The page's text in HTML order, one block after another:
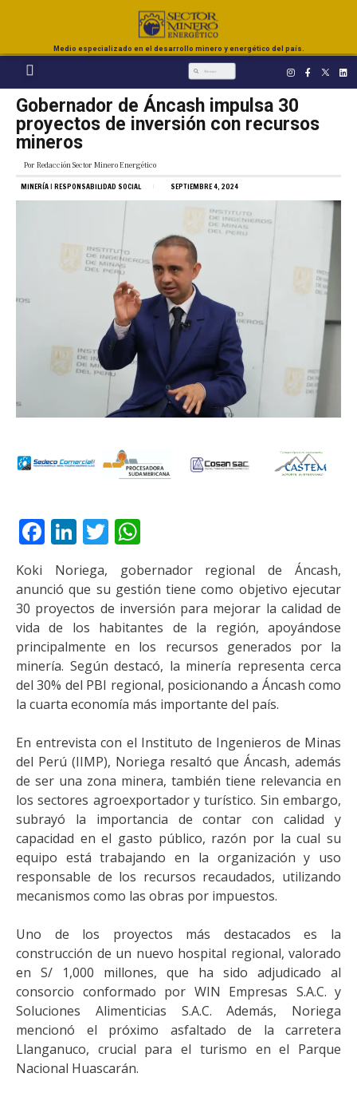
Medio especializado en el desarrollo minero y energético del país.
Gobernador de Áncash impulsa 30
proyectos de inversión con recursos
mineros
Por Redacción Sector Minero Energético
MINERÍA| RESPONSABILIDAD SOCIAL SEPTIEMBRE 4, 2024
Facebook
LinkedIn
Twitter
Koki Noriega, gobernador regional de Áncash,
anunció que su gestión tiene como objetivo ejecutar
30 proyectos de inversión para mejorar la calidad de
vida de los habitantes de la región, apoyándose
principalmente en los recursos generados por la
minería. Según destacó, la minería representa cerca
del 30% del PBI regional, posicionando a Áncash como
la cuarta economía más importante del país.
En entrevista con el Instituto de Ingenieros de Minas
del Perú (IIMP), Noriega resaltó que Áncash, además
de ser una zona minera, también tiene relevancia en
los sectores agroexportador y turístico. Sin embargo,
subrayó la importancia de contar con calidad y
capacidad en el gasto público, razón por la cual su
equipo está trabajando en la organización y uso
responsable de los recursos recaudados, utilizando
mecanismos como las obras por impuestos.
Uno de los proyectos más destacados es la
construcción de un nuevo hospital regional, valorado
en S/ 1,000 millones, que ha sido adjudicado al
consorcio conformado por WIN Empresas S.A.C. y
Soluciones Alimenticias S.A.C. Además, Noriega
mencionó el próximo asfaltado de la carretera
Llanganuco, crucial para el turismo en el Parque
Nacional Huascarán.